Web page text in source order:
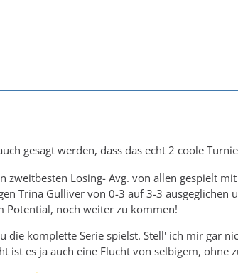
gesagt werden, dass das echt 2 coole
zweitbesten Losing- Avg. von allen gespielt
Trina Gulliver von 0-3 auf 3-3 ausgeglichen
Potential, noch weiter zu kommen!
die komplette Serie spielst. Stell' ich mir gar
ist es ja auch eine Flucht von selbigem, ohne